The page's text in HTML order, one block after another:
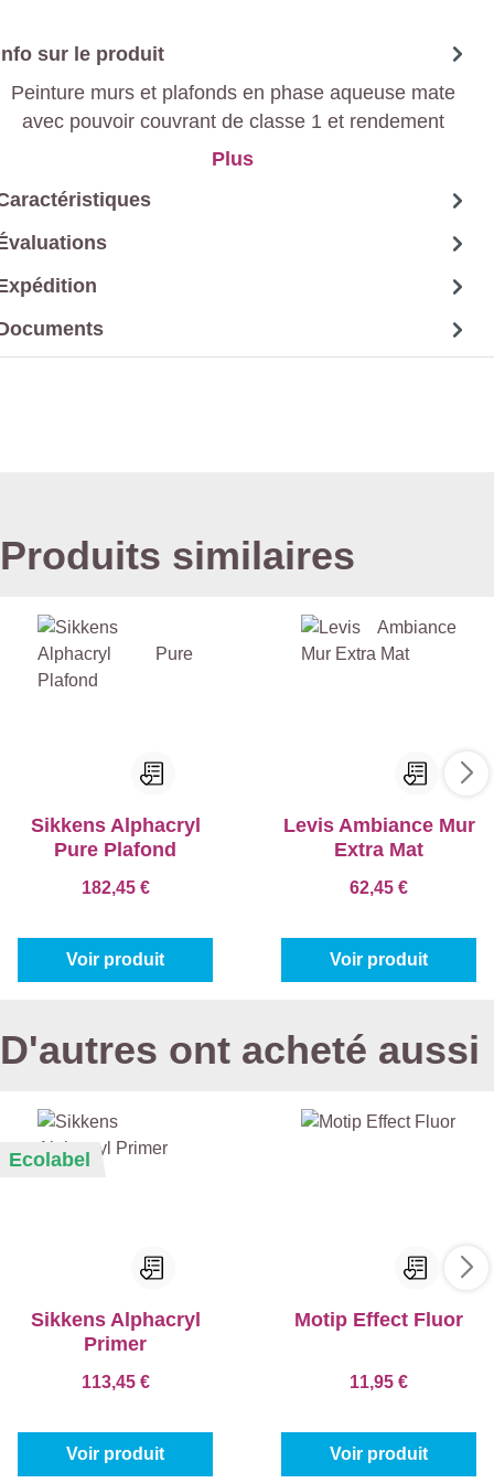
sur le produit
Peinture murs et plafonds en phase aqueuse mate
avec pouvoir couvrant de classe 1 et rendement
élevé à base d'une dispersion 100% acrylique pour
Plus
Produits similaires
Sikkens Alphacryl
Pure Plafond
182,45 €
Voir produit
Levis Ambiance Mur
Extra Mat
62,45 €
Voir produit
D'autres ont acheté aussi
Ecolabel
Sikkens Alphacryl
Primer
113,45 €
Voir produit
Motip Effect Fluor
11,95 €
Voir produit